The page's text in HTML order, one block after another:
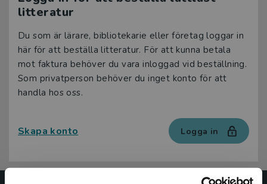
litteratur
Du som är lärare, bibliotekarie eller företag loggar in
här för att beställa litteratur. För att kunna betala
mot faktura behöver du vara inloggad vid beställning.
Som privatperson behöver du inget konto för att
handla hos oss.
Skapa konto Logga in